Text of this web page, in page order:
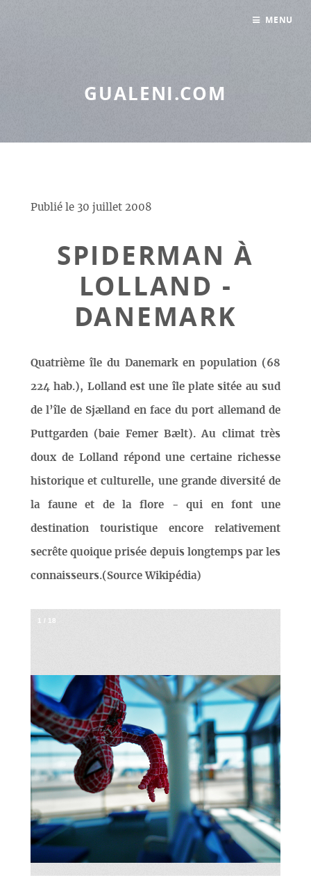
GUALENI.COM
Publié le 30 juillet 2008
SPIDERMAN À
LOLLAND -
DANEMARK
Quatrième île du Danemark en population (68
224 hab.), Lolland est une île plate sitée au sud
de l’île de Sjælland en face du port allemand de
Puttgarden (baie Femer Bælt). Au climat très
doux de Lolland répond une certaine richesse
historique et culturelle, une grande diversité de
la faune et de la flore - qui en font une
destination touristique encore relativement
secrête quoique prisée depuis longtemps par les
connaisseurs.(Source Wikipédia)
1 / 18
MENU